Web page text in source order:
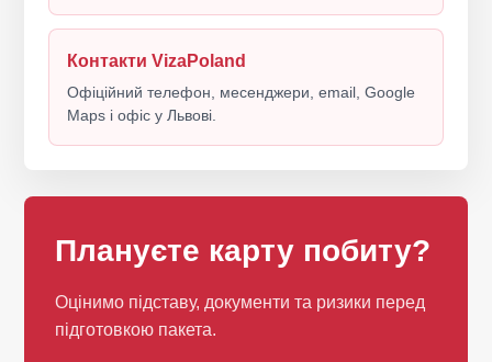
Контакти VizaPoland
Офіційний телефон, месенджери, email, Google
Maps і офіс у Львові.
Плануєте карту побиту?
Оцінимо підставу, документи та ризики перед
підготовкою пакета.